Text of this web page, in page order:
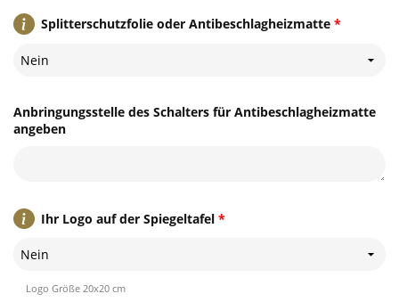
*
Splitterschutzfolie oder Antibeschlagheizmatte
Nein
Anbringungsstelle des Schalters für Antibeschlagheizmatte
angeben
*
Ihr Logo auf der Spiegeltafel
Nein
Logo Größe 20x20 cm